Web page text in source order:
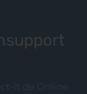
it.de Online